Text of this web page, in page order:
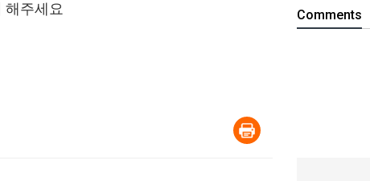
해주세요 Comments